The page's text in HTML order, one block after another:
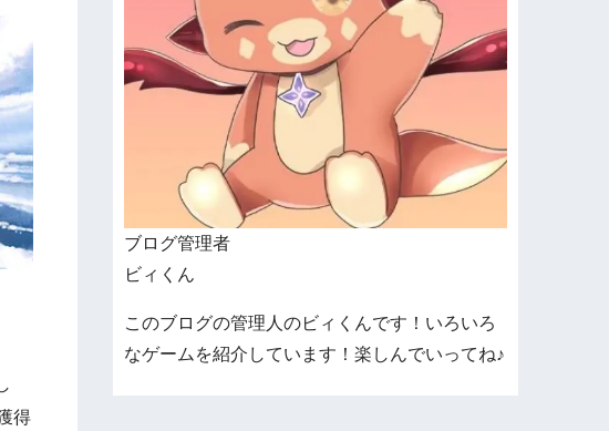
得
ブログ管理者
ビィくん
このブログの管理人のビィくんです！いろいろ
なゲームを紹介しています！楽しんでいってね♪